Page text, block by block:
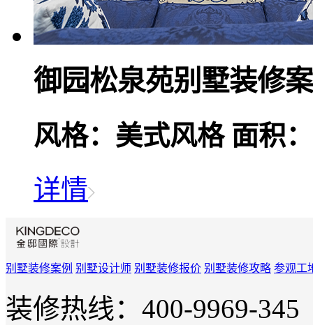
御园松泉苑别墅装修
风格：美式风格 面积
详情
别墅装修案例 别墅设计师 别墅装修报价 别墅装修攻略 参观工
装修热线：400-9969-345